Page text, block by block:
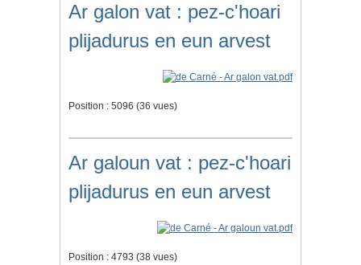
Ar galon vat : pez-c'hoari
plijadurus en eun arvest
Position : 5096 (36 vues)
Ar galoun vat : pez-c'hoari
plijadurus en eun arvest
Position : 4793 (38 vues)